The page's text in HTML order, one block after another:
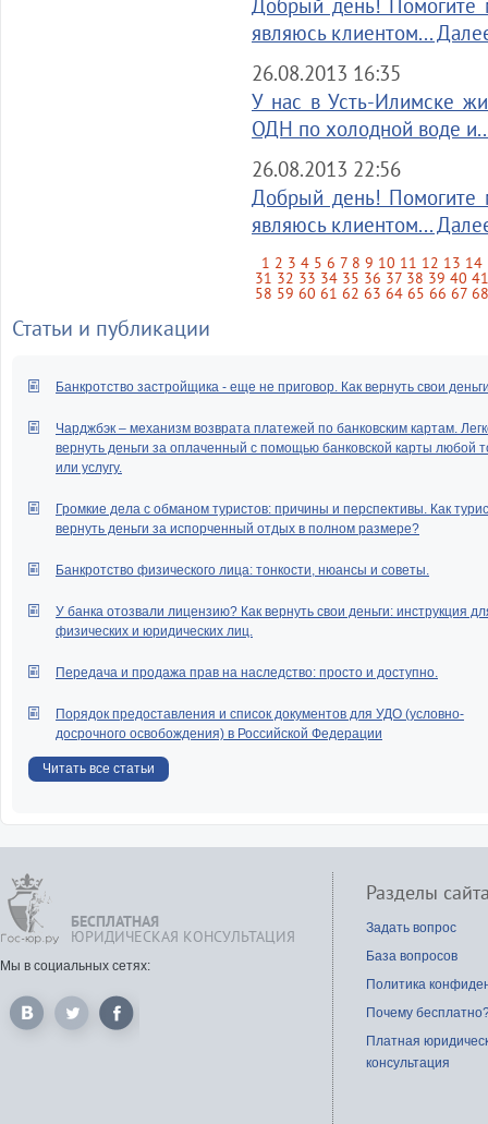
Добрый день! Помогите
являюсь клиентом...
26.08.2013 16:35
У нас в Усть-Илимске
ОДН по холодной воде
26.08.2013 22:56
Добрый день! Помогите
являюсь клиентом...
1 2 3 4 5 6 7 8 9 10 11 12 13 14
31 32 33 34 35 36 37 38 39 40
58 59 60 61 62 63 64 65 66 67 68
Статьи и публикации
Банкротство застройщика - еще не приговор. Как вернуть свои
Чарджбэк – механизм возврата платежей по банковским картам.
вернуть деньги за оплаченный с помощью банковской карты любой
или услугу.
Громкие дела с обманом туристов: причины и перспективы. Как
вернуть деньги за испорченный отдых в полном размере?
Банкротство физического лица: тонкости, нюансы и советы.
У банка отозвали лицензию? Как вернуть свои деньги: инструкция
физических и юридических лиц.
Передача и продажа прав на наследство: просто и доступно.
Порядок предоставления и список документов для УДО (условно-
досрочного освобождения) в Российской Федерации
Читать все статьи
БЕСПЛАТНАЯ
ЮРИДИЧЕСКАЯ КОНСУЛЬТАЦИЯ
Мы в социальных сетях:
Разделы
Задать вопрос
База вопросов
Политика
Почему
Платная
консультация